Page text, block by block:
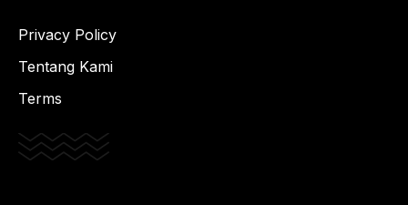
Privacy Policy
Tentang Kami
Terms